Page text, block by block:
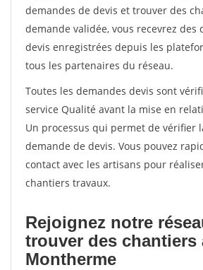
demandes de devis et trouver des
demande validée, vous recevrez des
devis enregistrées depuis les
tous les partenaires du réseau.
Toutes les demandes devis sont
service Qualité avant la mise en
Un processus qui permet de vérifier
demande de devis. Vous pouvez
contact avec les artisans pour
chantiers travaux.
Rejoignez notre
trouver des chantiers
Montherme